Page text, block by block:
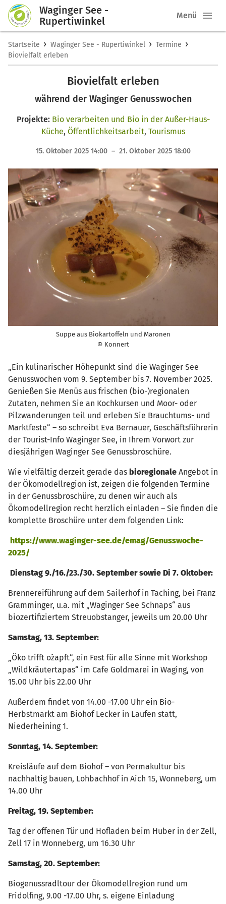
Waginger See -
Rupertiwinkel
Menü
Startseite › Waginger See - Rupertiwinkel › Termine ›
Biovielfalt erleben
Biovielfalt erleben
während der Waginger Genusswochen
Projekte: Bio verarbeiten und Bio in der Außer-Haus-
Küche, Öffentlichkeitsarbeit, Tourismus
15. Oktober 2025 14:00 – 21. Oktober 2025 18:00
Suppe aus Biokartoffeln und Maronen
© Konnert
„Ein kulinarischer Höhepunkt sind die Waginger See
Genusswochen vom 9. September bis 7. November 2025.
Genießen Sie Menüs aus frischen (bio-)regionalen
Zutaten, nehmen Sie an Kochkursen und Moor- oder
Pilzwanderungen teil und erleben Sie Brauchtums- und
Marktfeste“ – so schreibt Eva Bernauer, Geschäftsführerin
der Tourist-Info Waginger See, in Ihrem Vorwort zur
diesjährigen Waginger See Genussbroschüre.
Wie vielfältig derzeit gerade das bioregionale Angebot in
der Ökomodellregion ist, zeigen die folgenden Termine
in der Genussbroschüre, zu denen wir auch als
Ökomodellregion recht herzlich einladen – Sie finden die
komplette Broschüre unter dem folgenden Link:
https://www.waginger-see.de/emag/Genusswoche-
2025/
Dienstag 9./16./23./30. September sowie Di 7. Oktober:
Brennereiführung auf dem Sailerhof in Taching, bei Franz
Gramminger, u.a. mit „Waginger See Schnaps“ aus
biozertifiziertem Streuobstanger, jeweils um 20.00 Uhr
Samstag, 13. September:
„Öko trifft o´zapft“, ein Fest für alle Sinne mit Workshop
„Wildkräutertapas“ im Cafe Goldmarei in Waging, von
15.00 Uhr bis 22.00 Uhr
Außerdem findet von 14.00 -17.00 Uhr ein Bio-
Herbstmarkt am Biohof Lecker in Laufen statt,
Niederheining 1.
Sonntag, 14. September:
Kreisläufe auf dem Biohof – von Permakultur bis
nachhaltig bauen, Lohbachhof in Aich 15, Wonneberg, um
14.00 Uhr
Freitag, 19. September:
Tag der offenen Tür und Hofladen beim Huber in der Zell,
Zell 17 in Wonneberg, um 16.30 Uhr
Samstag, 20. September:
Biogenussradltour der Ökomodellregion rund um
Fridolfing, 9.00 -17.00 Uhr, s. eigene Einladung